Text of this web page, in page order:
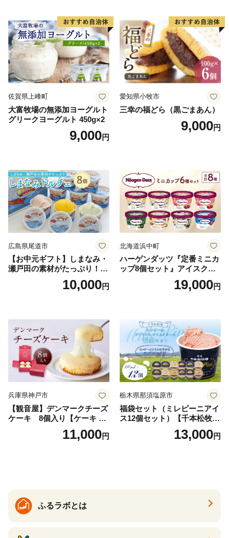
子 菓子 F4N-2298
佐賀県上峰町
大富牧場の無添加ヨーグルト
グリークヨーグルト 450g×2
9,000円
愛知県小牧市
三幸の福どら（黒ごまあん）
9,000円
広島県尾道市
【お中元ギフト】しまなみ・
瀬戸田の素材がたっぷり！ジ
10,000円
北海道浜中町
ハーゲンダッツ『定番ミニカ
ップ8個セット』アイスクリ
ーム アイス スイーツ デザー
19,000円
兵庫県神戸市
【観音屋】デンマークチーズ
ケーキ 8個入り【ケーキ チ
ーズケーキ 人気スイーツ お
すすめスイーツ 神戸スイー
11,000円
栃木県那須塩原市
福袋セット（ミレピーニアイ
ス12個セット）【千本松牧
場】 ns025-014-12 【デザー
ト 詰め合わせ ギフト】
13,000円
ふるラボとは